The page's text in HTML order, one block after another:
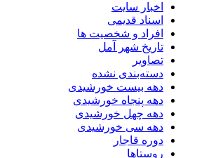
اخبار سایت
اسناد قدیمی
افراد و شخصیت ها
تاریخ شهر آمل
تصاویر
دسته‌بندی نشده
دهه بیست خورشیدی
دهه پنجاه خورشیدی
دهه چهل خورشیدی
دهه سی خورشیدی
دوره قاجار
روستاها